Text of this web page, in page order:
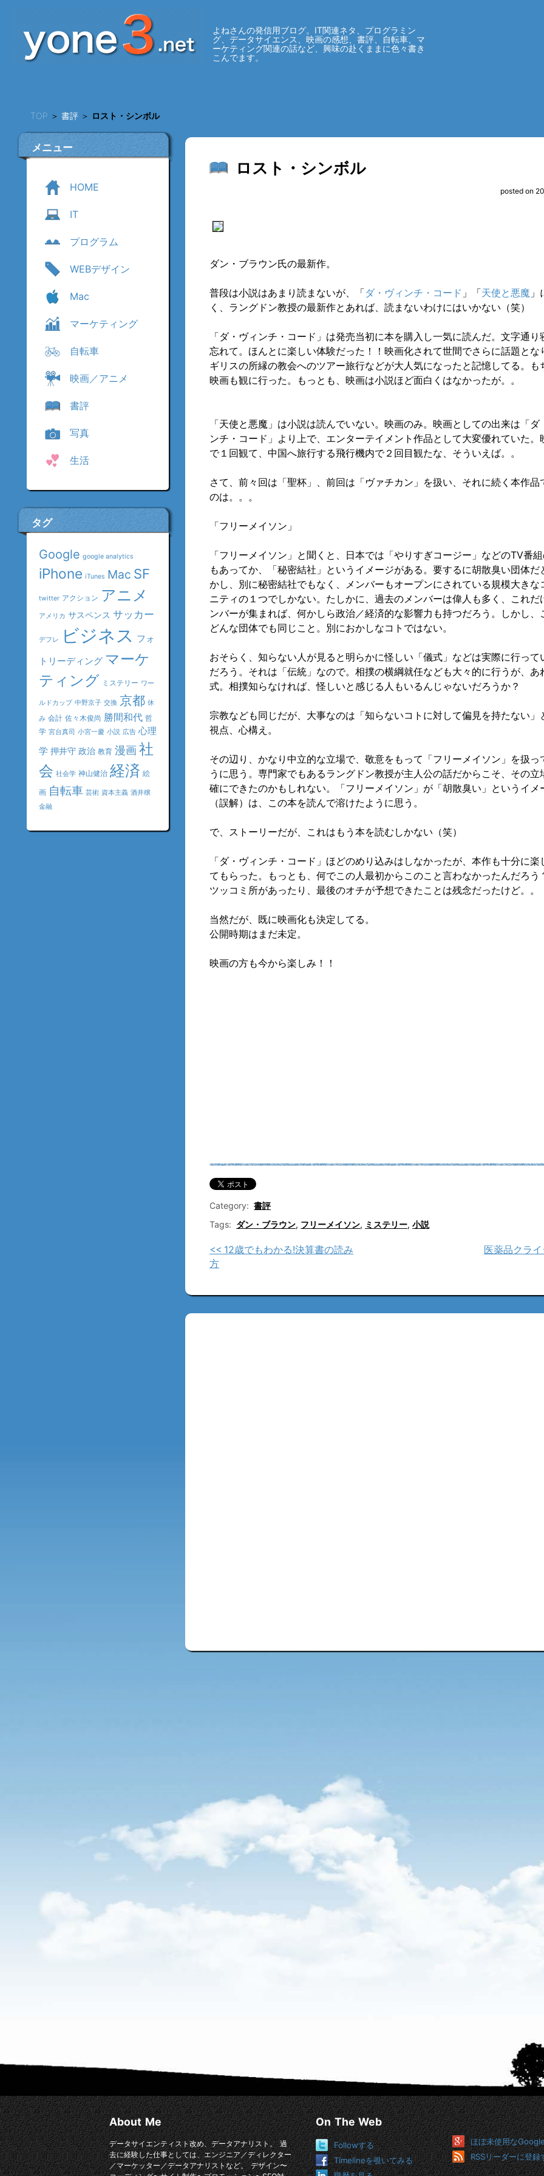
よねさんの発信用ブログ。IT関連ネタ、プログラミン
グ、データサイエンス、映画の感想、書評、自転車、マ
ーケティング関連の話など、興味の赴くままに色々書き
こんでます。
TOP ＞書評 ＞ ロスト・シンボル
メニュー
HOME
IT
プログラム
WEBデザイン
Mac
マーケティング
自転車
映画／アニメ
書評
写真
生活
タグ
Google google analytics
iPhone iTunes Mac SF
twitter アクション アニメ
アメリカ サスペンス サッカー
デフレ ビジネス フォ
トリーディング マーケ
ティング ミステリー ワー
ルドカップ 中野京子 交換 京都 休
み 会計 佐々木俊尚 勝間和代 哲
学 宮台真司 小宮一慶 小説 広告 心理
学 押井守 政治 教育 漫画社
会 社会学 神山健治 経済 絵
画 自転車 芸術 資本主義 酒井穣
金融
ロスト・シンボル
posted on
ダン・ブラウン氏の最新作。
普段は小説はあまり読まないが、「ダ・ヴィンチ・コード 」「天使と悪魔 」
く、ラングドン教授の最新作とあれば、読まないわけにはいかない（笑）
「ダ・ヴィンチ・コード」は発売当初に本を購入し一気に読んだ。文字通り
忘れて。ほんとに楽しい体験だった！！映画化されて世間でさらに話題とな
ギリスの所縁の教会へのツアー旅行などが大人気になったと記憶してる。も
映画も観に行った。もっとも、映画は小説ほど面白くはなかったが。。
「天使と悪魔」は小説は読んでいない。映画のみ。映画としての出来は「ダ
ンチ・コード」より上で、エンターテイメント作品として大変優れていた。
で１回観て、中国へ旅行する飛行機内で２回目観たな、そういえば。。
さて、前々回は「聖杯」、前回は「ヴァチカン」を扱い、それに続く本作品
のは。。。
「フリーメイソン」
「フリーメイソン」と聞くと、日本では「やりすぎコージー」などのTV番
もあってか、「秘密結社」というイメージがある。要するに胡散臭い団体だ
かし、別に秘密結社でもなく、メンバーもオープンにされている規模大きな
ニティの１つでしかない。たしかに、過去のメンバーは偉人も多く、これだ
ンバーが集まれば、何かしら政治／経済的な影響力も持つだろう。しかし、
どんな団体でも同じこと。別におかしなコトではない。
おそらく、知らない人が見ると明らかに怪しい「儀式」などは実際に行って
だろう。それは「伝統」なので。相撲の横綱就任なども大々的に行うが、あ
式。相撲知らなければ、怪しいと感じる人もいるんじゃないだろうか？
宗教なども同じだが、大事なのは「知らないコトに対して偏見を持たない」
視点、心構え。
その辺り、かなり中立的な立場で、敬意をもって「フリーメイソン」を扱っ
うに思う。専門家でもあるラングドン教授が主人公の話だからこそ、その立
確にできたのかもしれない。「フリーメイソン」が「胡散臭い」というイメ
（誤解）は、この本を読んで溶けたように思う。
で、ストーリーだが、これはもう本を読むしかない（笑）
「ダ・ヴィンチ・コード」ほどのめり込みはしなかったが、本作も十分に楽
てもらった。もっとも、何でこの人最初からこのこと言わなかったんだろう
ツッコミ所があったり、最後のオチが予想できたことは残念だったけど。。
当然だが、既に映画化も決定してる。
公開時期はまだ未定。
映画の方も今から楽しみ！！
Category:書評
Tags: ダン・ブラウン, フリーメイソン, ミステリー,小説
<< 12歳でもわかる!決算書の読み
方
医薬品クラ
About Me
データサイエンティスト改め、データアナリスト。 過
去に経験した仕事としては、エンジニア／ディレクター
／マーケッター／データアナリストなど。 デザイン〜
On The Web
Followする
Timelineを覗いてみる
ほぼ未使用な
RSSリーダーに登録